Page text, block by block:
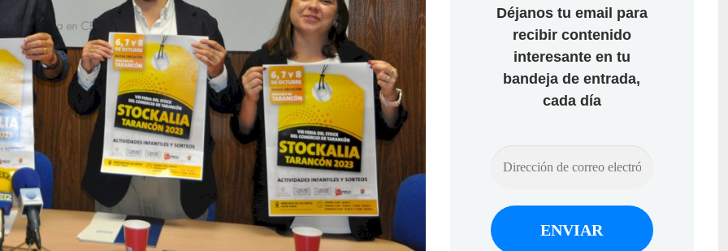
Déjanos tu email para
recibir contenido
interesante en tu
bandeja de entrada,
cada día